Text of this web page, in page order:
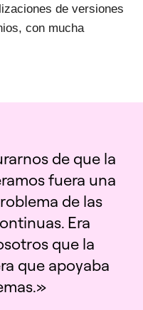
de versiones
con mucha
de que la
fuera una
de las
Era
que la
que apoyaba